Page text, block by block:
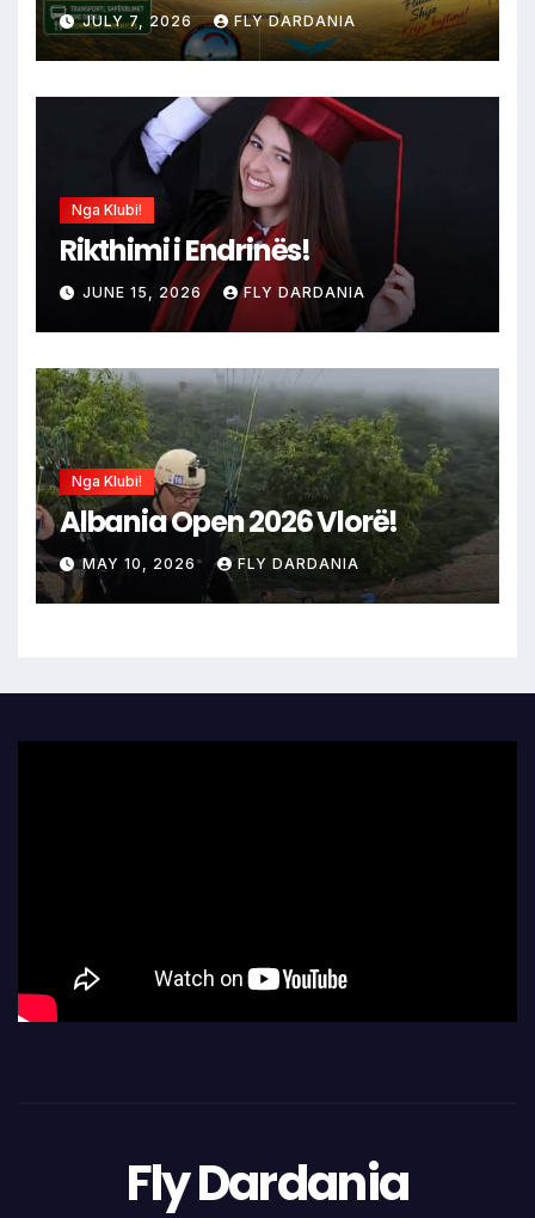
JULY 7, 2026 FLY DARDANIA
Nga Klubi!
Rikthimi i Endrinës!
JUNE 15, 2026 FLY DARDANIA
Nga Klubi!
Albania Open 2026 Vlorë!
MAY 10, 2026 FLY DARDANIA
Fly Dardania